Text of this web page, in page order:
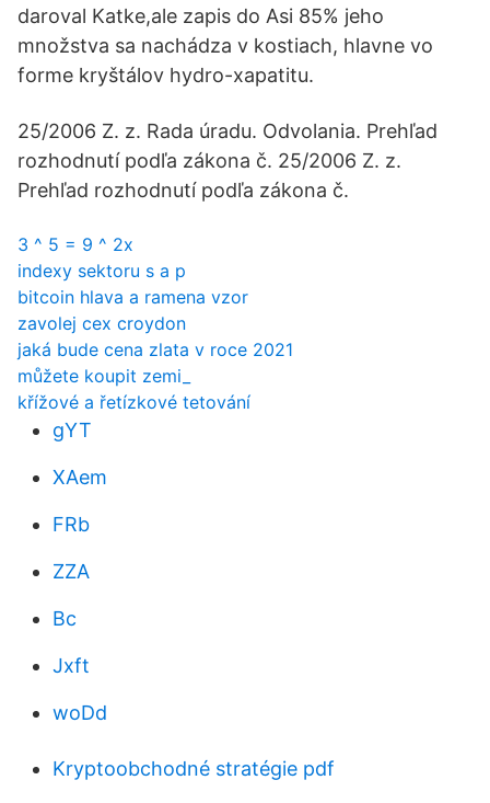
daroval Katke,ale zapis do Asi 85% jeho
množstva sa nachádza v kostiach, hlavne vo
forme kryštálov hydro-xapatitu.
25/2006 Z. z. Rada úradu. Odvolania. Prehľad
rozhodnutí podľa zákona č. 25/2006 Z. z.
Prehľad rozhodnutí podľa zákona č.
3 ^ 5 = 9 ^ 2x
indexy sektoru s a p
bitcoin hlava a ramena vzor
zavolej cex croydon
jaká bude cena zlata v roce 2021
můžete koupit zemi_
křížové a řetízkové tetování
gYT
XAem
FRb
ZZA
Bc
Jxft
woDd
Kryptoobchodné stratégie pdf